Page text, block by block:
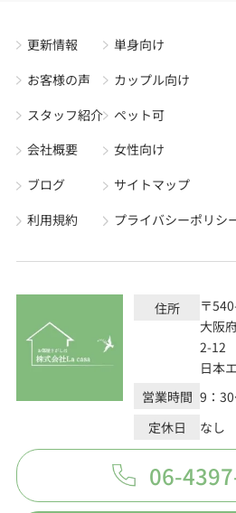
更新情報
お客様の声
スタッフ紹介
会社概要
ブログ
利用規約
単身向け
カップル向け
ペット可
女性向け
サイトマップ
プライバシーポリシ
住所
〒
大阪
2-12
日本
営業時間 9：
定休日
なし
06-